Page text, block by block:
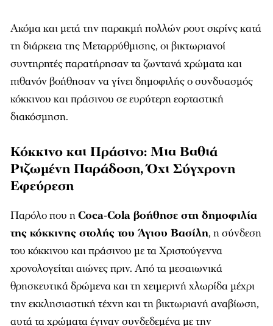
Ακόμα και μετά την παρακμή πολλών ρουτ σκρίνς κατά
τη διάρκεια της Μεταρρύθμισης, οι βικτωριανοί
συντηρητές παρατήρησαν τα ζωντανά χρώματα και
πιθανόν βοήθησαν να γίνει δημοφιλής ο συνδυασμός
κόκκινου και πράσινου σε ευρύτερη εορταστική
διακόσμηση.
Κόκκινο και Πράσινο: Μια Βαθιά
Ριζωμένη Παράδοση, Όχι Σύγχρονη
Εφεύρεση
Παρόλο που ηCoca‑Cola βοήθησε στη δημοφιλία
της κόκκινης στολής του Άγιου Βασίλη, η σύνδεση
του κόκκινου και πράσινου με τα Χριστούγεννα
χρονολογείται αιώνες πριν. Από τα μεσαιωνικά
θρησκευτικά δρώμενα και τη χειμερινή χλωρίδα μέχρι
την εκκλησιαστική τέχνη και τη βικτωριανή αναβίωση,
αυτά τα χρώματα έγιναν συνδεδεμένα με την